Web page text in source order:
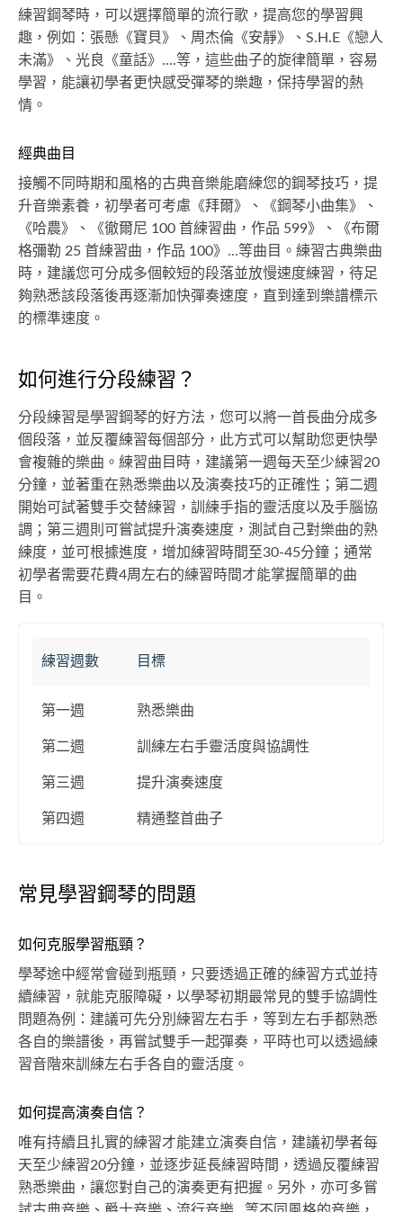
練習鋼琴時，可以選擇簡單的流行歌，提高您的學習興
趣，例如：張懸《寶貝》、周杰倫《安靜》、S.H.E《戀人
未滿》、光良《童話》....等，這些曲子的旋律簡單，容易
學習，能讓初學者更快感受彈琴的樂趣，保持學習的熱
情。
經典曲目
接觸不同時期和風格的古典音樂能磨練您的鋼琴技巧，提
升音樂素養，初學者可考慮《拜爾》、《鋼琴小曲集》、
《哈農》、《徹爾尼 100 首練習曲，作品 599》、《布爾
格彌勒 25 首練習曲，作品 100》...等曲目。練習古典樂曲
時，建議您可分成多個較短的段落並放慢速度練習，待足
夠熟悉該段落後再逐漸加快彈奏速度，直到達到樂譜標示
的標準速度。
如何進行分段練習？
分段練習是學習鋼琴的好方法，您可以將一首長曲分成多
個段落，並反覆練習每個部分，此方式可以幫助您更快學
會複雜的樂曲。練習曲目時，建議第一週每天至少練習20
分鐘，並著重在熟悉樂曲以及演奏技巧的正確性；第二週
開始可試著雙手交替練習，訓練手指的靈活度以及手腦協
調；第三週則可嘗試提升演奏速度，測試自己對樂曲的熟
練度，並可根據進度，增加練習時間至30-45分鐘；通常
初學者需要花費4周左右的練習時間才能掌握簡單的曲
目。
練習週數 目標
第一週 熟悉樂曲
第二週 訓練左右手靈活度與協調性
第三週 提升演奏速度
第四週 精通整首曲子
常見學習鋼琴的問題
如何克服學習瓶頸？
學琴途中經常會碰到瓶頸，只要透過正確的練習方式並持
續練習，就能克服障礙，以學琴初期最常見的雙手協調性
問題為例：建議可先分別練習左右手，等到左右手都熟悉
各自的樂譜後，再嘗試雙手一起彈奏，平時也可以透過練
習音階來訓練左右手各自的靈活度。
如何提高演奏自信？
唯有持續且扎實的練習才能建立演奏自信，建議初學者每
天至少練習20分鐘，並逐步延長練習時間，透過反覆練習
熟悉樂曲，讓您對自己的演奏更有把握。另外，亦可多嘗